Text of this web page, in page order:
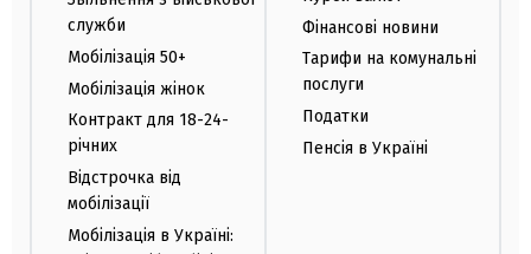
служби
Мобілізація 50+
Мобілізація жінок
Контракт для 18-24-
річних
Відстрочка від
мобілізації
Мобілізація в Україні:
Фінансові новини
Тарифи на комунальні
послуги
Податки
Пенсія в Україні